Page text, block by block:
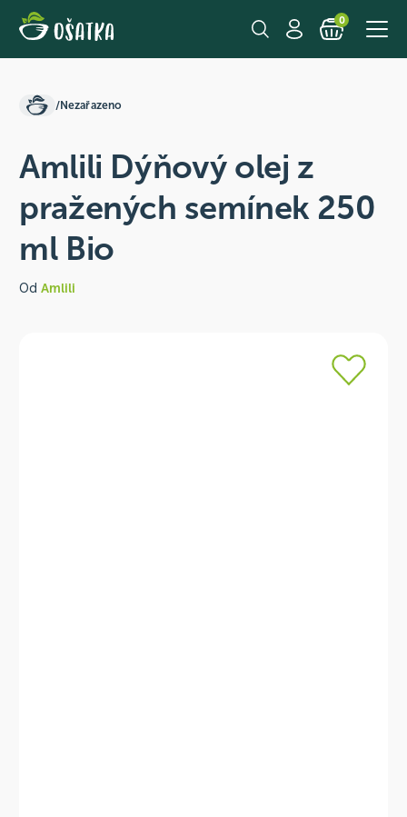
0
/Nezařazeno
Amlili Dýňový olej z
pražených semínek 250
ml Bio
Od Amlili